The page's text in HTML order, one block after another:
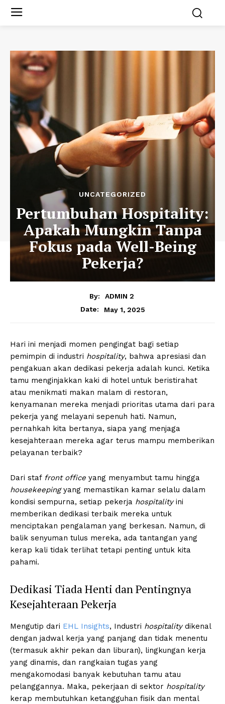
UNCATEGORIZED
Pertumbuhan Hospitality:
Apakah Mungkin Tanpa
Fokus pada Well-Being
Pekerja?
By:
ADMIN 2
Date:
May 1, 2025
Hari ini menjadi momen pengingat bagi setiap
pemimpin di industri hospitality, bahwa apresiasi dan
pengakuan akan dedikasi pekerja adalah kunci. Ketika
tamu menginjakkan kaki di hotel untuk beristirahat
atau menikmati makan malam di restoran,
kenyamanan mereka menjadi prioritas utama dari para
pekerja yang melayani sepenuh hati. Namun,
pernahkah kita bertanya, siapa yang menjaga
kesejahteraan mereka agar terus mampu memberikan
pelayanan terbaik?
Dari staf front office yang menyambut tamu hingga
housekeepingyang memastikan kamar selalu dalam
kondisi sempurna, setiap pekerja hospitalityini
memberikan dedikasi terbaik mereka untuk
menciptakan pengalaman yang berkesan. Namun, di
balik senyuman tulus mereka, ada tantangan yang
kerap kali tidak terlihat tetapi penting untuk kita
pahami.
Dedikasi Tiada Henti dan Pentingnya
Kesejahteraan Pekerja
Mengutip dari EHL Insights, Industri hospitalitydikenal
dengan jadwal kerja yang panjang dan tidak menentu
(termasuk akhir pekan dan liburan), lingkungan kerja
yang dinamis, dan rangkaian tugas yang
mengakomodasi banyak kebutuhan tamu atau
pelanggannya. Maka, pekerjaan di sektor hospitality
kerap membutuhkan ketangguhan fisik dan mental